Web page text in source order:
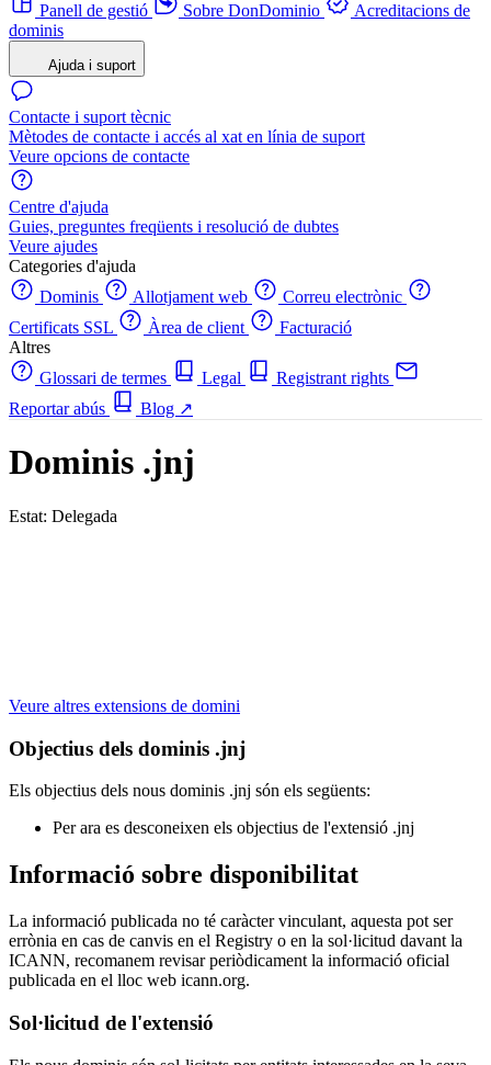
Panell de gestió
Sobre DonDominio
Acreditacions de
dominis
Ajuda i suport
Contacte i suport tècnic
Mètodes de contacte i accés al xat en línia de suport
Veure opcions de contacte
Centre d'ajuda
Guies, preguntes freqüents i resolució de dubtes
Veure ajudes
Categories d'ajuda
Dominis
Allotjament web
Correu electrònic
Certificats SSL
Àrea de client
Facturació
Altres
Glossari de termes
Legal
Registrant rights
Reportar abús
Blog ↗
Dominis .jnj
Estat: Delegada
Veure altres extensions de domini
Objectius dels dominis .jnj
Els objectius dels nous dominis .jnj són els següents:
Per ara es desconeixen els objectius de l'extensió .jnj
Informació sobre disponibilitat
La informació publicada no té caràcter vinculant, aquesta pot ser
errònia en cas de canvis en el Registry o en la sol·licitud davant la
ICANN, recomanem revisar periòdicament la informació oficial
publicada en el lloc web icann.org.
Sol·licitud de l'extensió